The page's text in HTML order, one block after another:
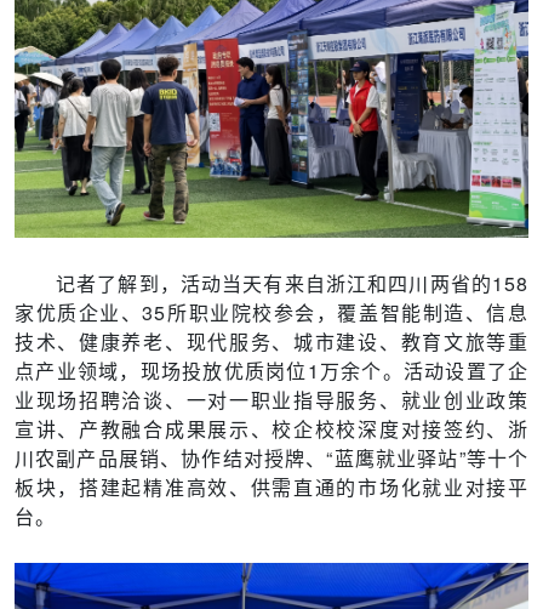
记者了解到，活动当天有来自浙江和四川两省的158
家优质企业、35所职业院校参会，覆盖智能制造、信息
技术、健康养老、现代服务、城市建设、教育文旅等重
点产业领域，现场投放优质岗位1万余个。活动设置了企
业现场招聘洽谈、一对一职业指导服务、就业创业政策
宣讲、产教融合成果展示、校企校校深度对接签约、浙
川农副产品展销、协作结对授牌、“蓝鹰就业驿站”等十个
板块，搭建起精准高效、供需直通的市场化就业对接平
台。